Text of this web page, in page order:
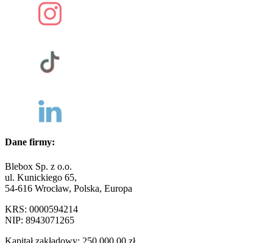
Dane firmy:
Blebox Sp. z o.o.
ul. Kunickiego 65,
54-616 Wrocław, Polska, Europa
KRS: 0000594214
NIP: 8943071265
Kapitał zakładowy: 250 000,00 zł